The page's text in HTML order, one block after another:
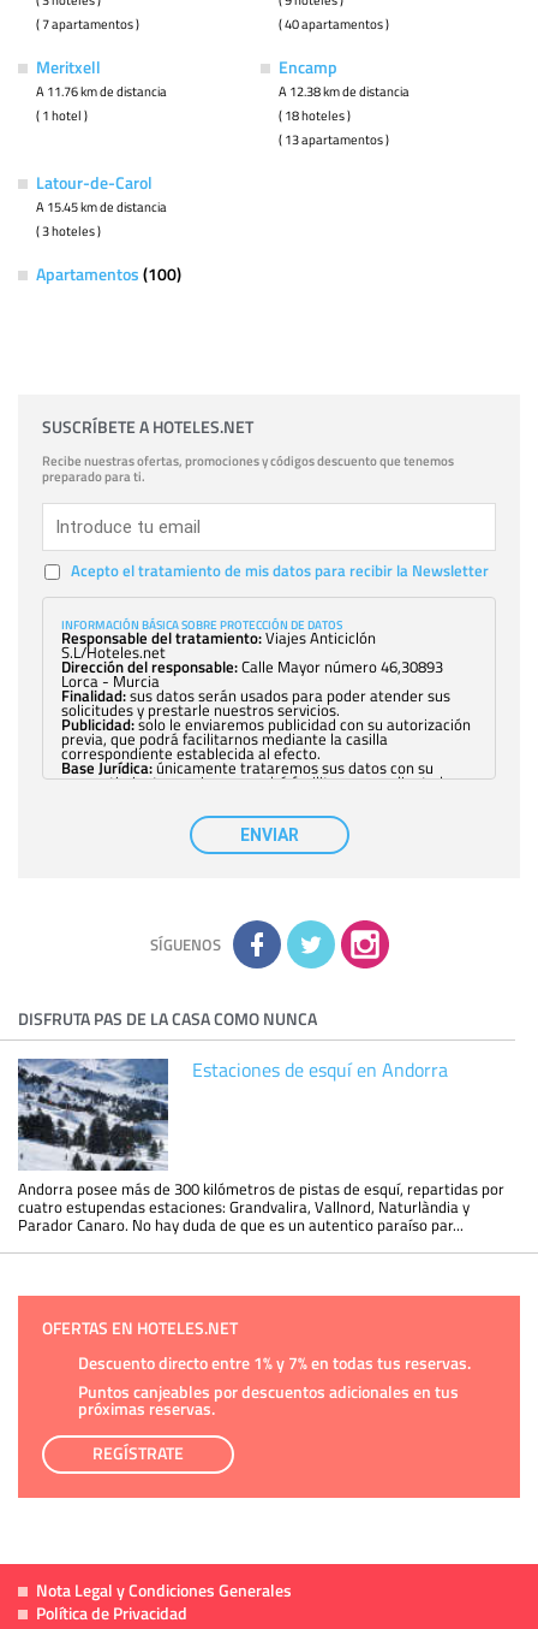
( 7 apartamentos )
( 40 apartamentos )
Meritxell
A 11.76 km de distancia
( 1 hotel )
Encamp
A 12.38 km de distancia
( 18 hoteles )
( 13 apartamentos )
Latour-de-Carol
A 15.45 km de distancia
( 3 hoteles )
Apartamentos (100)
SUSCRÍBETE A HOTELES.NET
Recibe nuestras ofertas, promociones y códigos descuento que tenemos
preparado para ti.
Acepto el tratamiento de mis datos para recibir la Newsletter
INFORMACIÓN BÁSICA SOBRE PROTECCIÓN DE DATOS
Responsable del tratamiento:Viajes Anticiclón
S.L/Hoteles.net
Dirección del responsable:Calle Mayor número 46,30893
Lorca - Murcia
Finalidad:sus datos serán usados para poder atender sus
solicitudes y prestarle nuestros servicios.
Publicidad:solo le enviaremos publicidad con su autorización
previa, que podrá facilitarnos mediante la casilla
correspondiente establecida al efecto.
Base Jurídica:únicamente trataremos sus datos con su
consentimiento previo, que podrá facilitarnos mediante la
con carácter general, sólo el personal de
nuestra entidad que esté debidamente autorizado podrá
tener conocimiento de la información que le pedimos. No se
comunicarán datos a terceros.
adicional y detallada sobre cómo tratamos sus datos en la
política de privacidad
ENVIAR
SÍGUENOS
DISFRUTA PAS DE LA CASA COMO NUNCA
Estaciones de esquí en Andorra
Andorra posee más de 300 kilómetros de pistas de esquí, repartidas por
cuatro estupendas estaciones: Grandvalira, Vallnord, Naturlàndia y
Parador Canaro. No hay duda de que es un autentico paraíso par...
OFERTAS EN HOTELES.NET
Descuento directo entre 1% y 7% en todas tus reservas.
Puntos canjeables por descuentos adicionales en tus
próximas reservas.
REGÍSTRATE
Nota Legal y Condiciones Generales
Política de Privacidad